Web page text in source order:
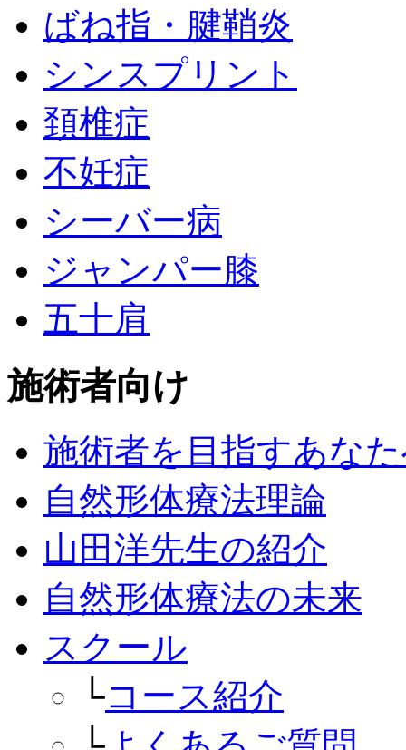
ばね指・腱鞘炎
シンスプリント
頚椎症
不妊症
シーバー病
ジャンパー膝
五十肩
施術者向け
施術者を目指すあな
自然形体療法理論
山田洋先生の紹介
自然形体療法の未来
スクール
└コース紹介